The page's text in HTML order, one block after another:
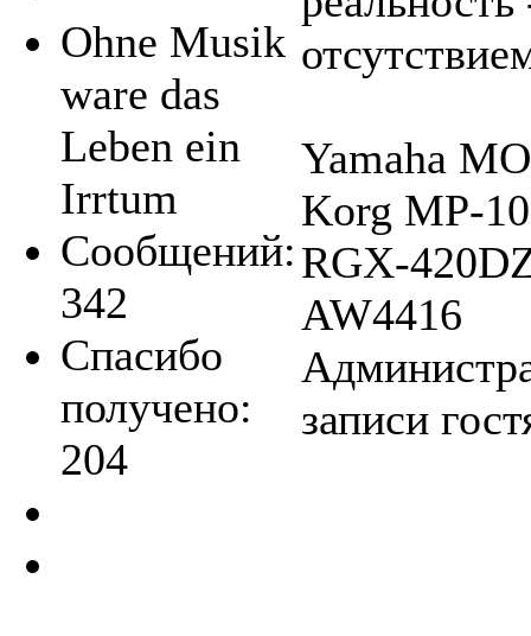
Ohne Musik
ware das
Leben ein
Irrtum
Сообщений:
342
Спасибо
получено:
204
Yamaha
Korg MP-
RGX-
AW4416
записи